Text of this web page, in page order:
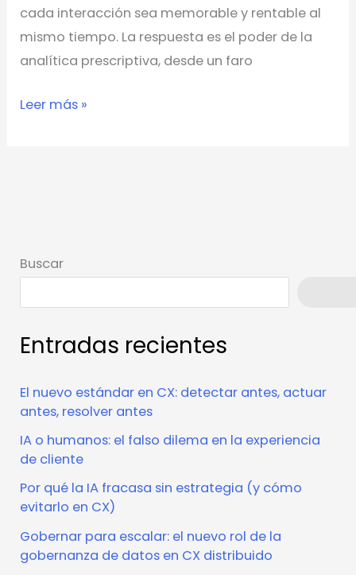
cada interacción sea memorable y rentable al
mismo tiempo. La respuesta es el poder de la
analítica prescriptiva, desde un faro
Leer más »
Buscar
Entradas recientes
El nuevo estándar en CX: detectar antes, actuar
antes, resolver antes
IA o humanos: el falso dilema en la experiencia
de cliente
Por qué la IA fracasa sin estrategia (y cómo
evitarlo en CX)
Gobernar para escalar: el nuevo rol de la
gobernanza de datos en CX distribuido